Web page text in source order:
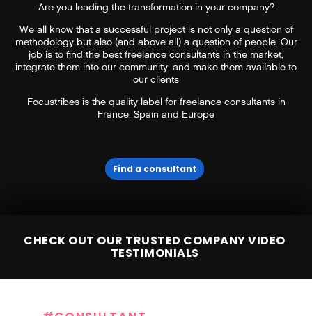
CHECK OUT OUR TRUSTED COMPANY VIDEO
TESTIMONIALS
Are you leading the transformation in your company?
We all know that a successful project is not only a question of
methodology but also (and above all) a question of people. Our
job is to find the best freelance consultants in the market,
integrate them into our community, and make them available to
our clients
Focustribes is the quality label for freelance consultants in
France, Spain and Europe
Find a consultant